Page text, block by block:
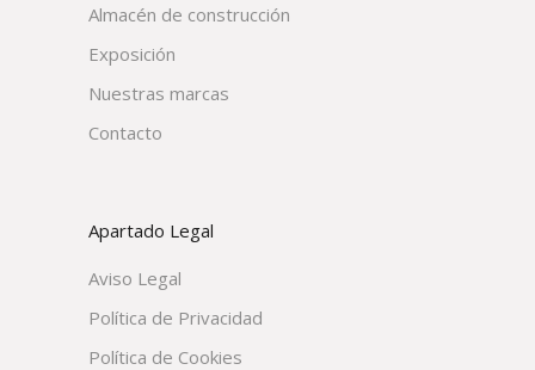
Almacén de construcción
Exposición
Nuestras marcas
Contacto
Apartado Legal
Aviso Legal
Política de Privacidad
Política de Cookies